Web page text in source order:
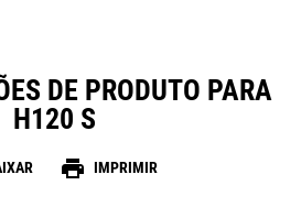
DE PRODUTO PARA
H120 S
print IMPRIMIR